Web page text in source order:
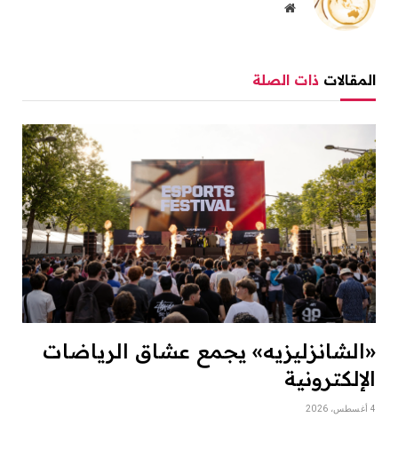
موقع
المقالات ذات الصلة
«الشانزليزيه» يجمع عشاق الرياضات
الإلكترونية
4 أغسطس، 2026